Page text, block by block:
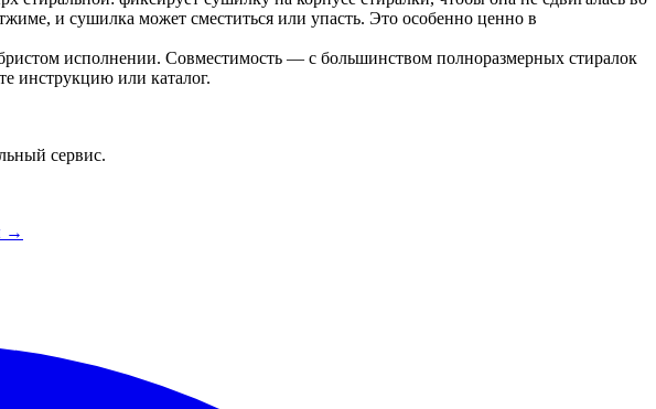
и сушилка может сместиться или упасть. Это особенно ценно в
исполнении. Совместимость — с большинством полноразмерных стиралок
инструкцию или каталог.
сервис.
→